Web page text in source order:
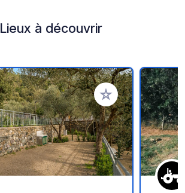
Lieux à découvrir
Ajouter à vos